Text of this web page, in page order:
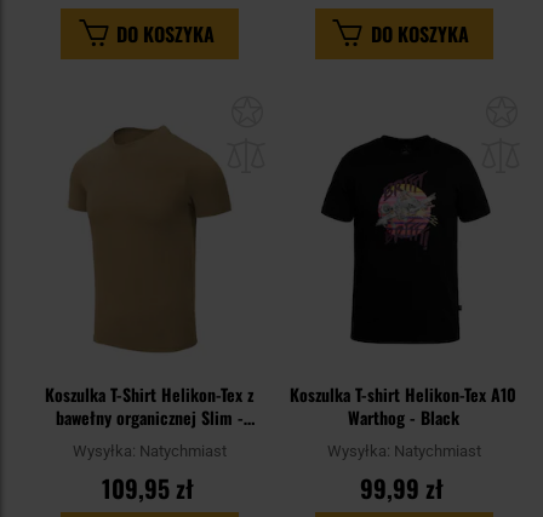
DO KOSZYKA DO KOSZYKA
schowka
Koszulka T-Shirt Helikon-Tex z
bawełny organicznej Slim -
Coyote
Wysyłka: Natychmiast
109,95 zł
Koszulka T-shirt Helikon-Tex A10
Warthog - Black
Wysyłka: Natychmiast
99,99 zł